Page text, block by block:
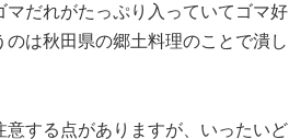
だれがたっぷり入っていてゴマ好
は秋田県の郷土料理のことで潰し
する点がありますが、いったいど